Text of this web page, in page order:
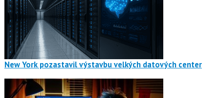
New York pozastavil výstavbu velkých datových center